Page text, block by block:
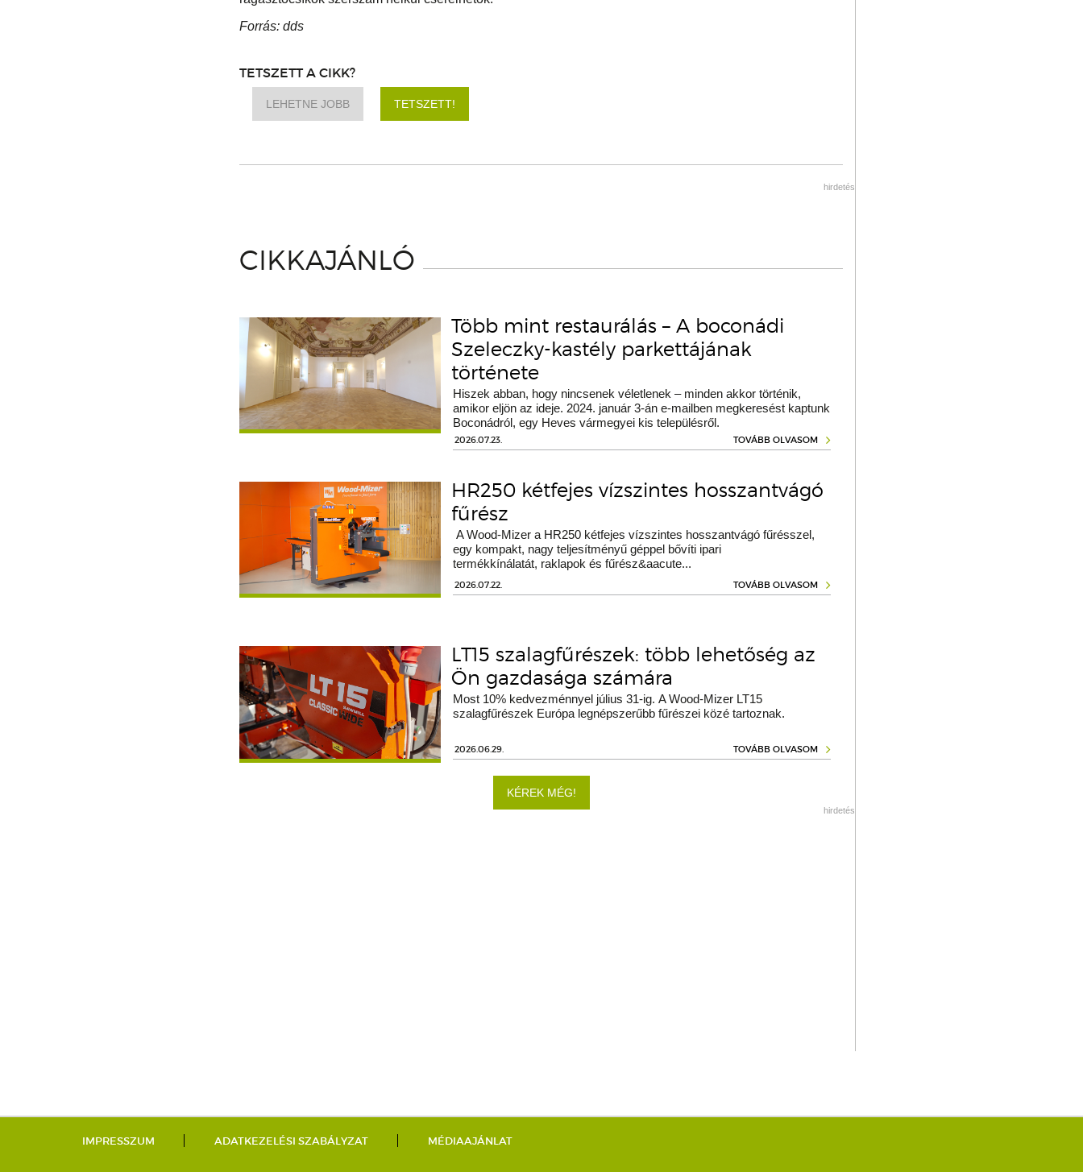
Forrás: dds
TETSZETT A CIKK?
LEHETNE JOBB TETSZETT!
hirdetés
CIKKAJÁNLÓ
Több mint restaurálás – A boconádi
Szeleczky-kastély parkettájának
története
Hiszek abban, hogy nincsenek véletlenek – minden akkor történik,
amikor eljön az ideje. 2024. január 3-án e-mailben megkeresést kaptunk
Boconádról, egy Heves vármegyei kis településről.
2026.07.23. TOVÁBB OLVASOM
HR250 kétfejes vízszintes hosszantvágó
fűrész
A Wood-Mizer a HR250 kétfejes vízszintes hosszantvágó fűrésszel,
egy kompakt, nagy teljesítményű géppel bővíti ipari
termékkínálatát, raklapok és fűrész&aacute...
2026.07.22. TOVÁBB OLVASOM
LT15 szalagfűrészek: több lehetőség az
Ön gazdasága számára
Most 10% kedvezménnyel július 31-ig. A Wood-Mizer LT15
szalagfűrészek Európa legnépszerűbb fűrészei közé tartoznak.
2026.06.29. TOVÁBB OLVASOM
KÉREK MÉG!
hirdetés
IMPRESSZUM ADATKEZELÉSI SZABÁLYZAT MÉDIAAJÁNLAT